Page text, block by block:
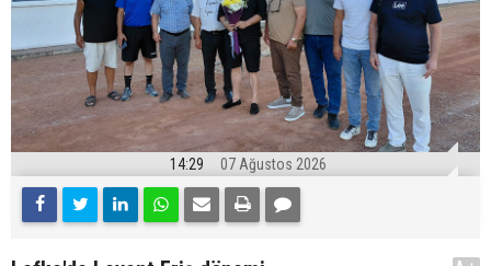
14:29 07 Ağustos 2026